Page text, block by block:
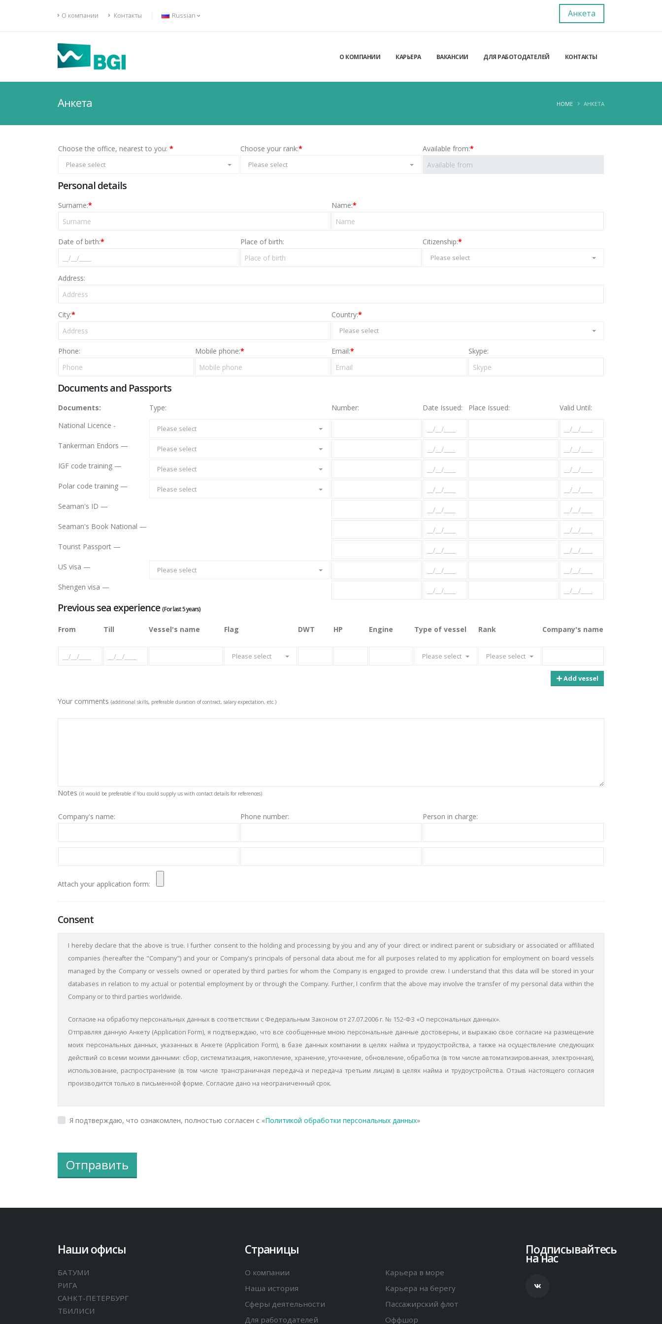
О компании Контакты Russian Анкета
О КОМПАНИИ КАРЬЕРА ВАКАНСИИ ДЛЯ РАБОТОДАТЕЛЕЙ КОНТАКТЫ
Анкета HOME АНКЕТА
Choose the office, nearest to you: *
Please select
Choose your rank:*
Please select
Available from:*
Personal details
Surname:* Name:*
Date of birth:* Place of birth: Citizenship:*
Please select
Address:
City:* Country:*
Please select
Phone: Mobile phone:* Email:* Skype:
Documents and Passports
Documents: Type: Number: Date Issued: Place Issued:
Valid Until:
National Licence -
Please select
Tankerman Endors — Please select
IGF code training — Please select
Polar code training — Please select
Seaman's ID —
Seaman's Book National —
Tourist Passport —
US visa — Please select
Shengen visa —
Previous sea experience(For last 5 years)
From Till Vessel's name Flag DWT HP Engine Type of vessel Rank Company's name
Please select Please select Please select
Add vessel
Your comments (additional skills, preferable duration of contract, salary expectation, etc.)
Notes (it would be preferable if You could supply us with contact details for references)
Company's name: Phone number: Person in charge:
Attach your application form:
Consent
I hereby declare that the above is true. I further consent to the holding and processing by you and any of your direct or indirect parent or subsidiary or associated or affiliated
companies (hereafter the "Company") and your or Company's principals of personal data about me for all purposes related to my application for employment on board vessels
managed by the Company or vessels owned or operated by third parties for whom the Company is engaged to provide crew. I understand that this data will be stored in your
databases in relation to my actual or potential employment by or through the Company. Further, I confirm that the above may involve the transfer of my personal data within the
Company or to third parties worldwide.
Согласие на обработку персональных данных в соответствии с Федеральным Законом от 27.07.2006 г. № 152-ФЗ «О персональных данных».
Отправляя данную Aнкету (Application Form), я подтверждаю, что все сообщенные мною персональные данные достоверны, и выражаю свое согласие на размещение
моих персональных данных, указанных в Анкете (Application Form), в базе данных компании в целях найма и трудоустройства, а также на осуществление следующих
действий со всеми моими данными: сбор, систематизация, накопление, хранение, уточнение, обновление, обработка (в том числе автоматизированная, электронная),
использование, распространение (в том числе трансграничная передача и передача третьим лицам) в целях найма и трудоустройства. Отзыв настоящего согласия
производится только в письменной форме. Согласие дано на неограниченный срок.
Я подтверждаю, что ознакомлен, полностью согласен с «Политикой обработки персональных данных»
Отправить
Наши офисы
БАТУМИ
РИГА
САНКТ-ПЕТЕРБУРГ
ТБИЛИСИ
Страницы
О компании
Наша история
Сферы деятельности
Для работодателей
Карьера в море
Карьера на берегу
Пассажирский флот
Оффшор
Подписывайтесь
на нас